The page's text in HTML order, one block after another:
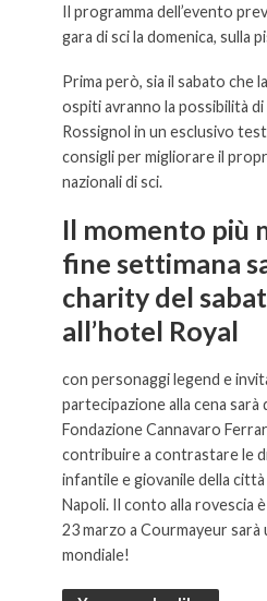
Il programma dell’evento
gara di sci la domenica, sulla
Prima però, sia il sabato che
ospiti avranno la possibilità
Rossignol in un esclusivo
consigli per migliorare il
nazionali di sci.
Il momento più
fine settimana
charity del
all’hotel Royal
con personaggi legend e
partecipazione alla cena sarà
Fondazione Cannavaro
contribuire a contrastare le
infantile e giovanile della
Napoli. Il conto alla rovescia
23 marzo a Courmayeur sarà
mondiale!